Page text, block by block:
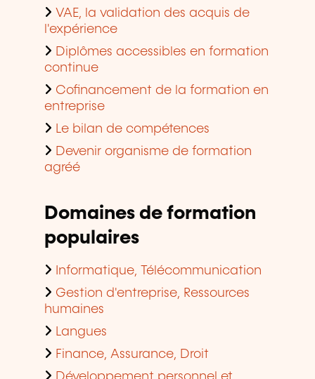
VAE, la validation des acquis de
l'expérience
Diplômes accessibles en formation
continue
Cofinancement de la formation en
entreprise
Le bilan de compétences
Devenir organisme de formation
agréé
Domaines de formation
populaires
Informatique, Télécommunication
Gestion d'entreprise, Ressources
humaines
Langues
Finance, Assurance, Droit